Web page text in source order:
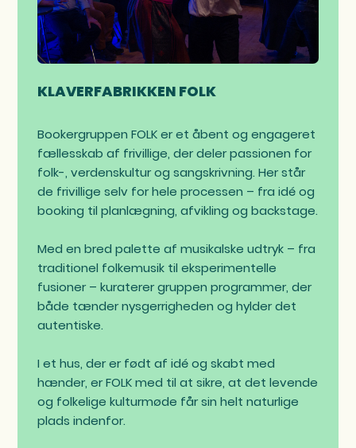
KLAVERFABRIKKEN FOLK
Bookergruppen FOLK er et åbent og engageret
fællesskab af frivillige, der deler passionen for
folk-, verdenskultur og sangskrivning. Her står
de frivillige selv for hele processen – fra idé og
booking til planlægning, afvikling og backstage.
Med en bred palette af musikalske udtryk – fra
traditionel folkemusik til eksperimentelle
fusioner – kuraterer gruppen programmer, der
både tænder nysgerrigheden og hylder det
autentiske.
I et hus, der er født af idé og skabt med
hænder, er FOLK med til at sikre, at det levende
og folkelige kulturmøde får sin helt naturlige
plads indenfor.